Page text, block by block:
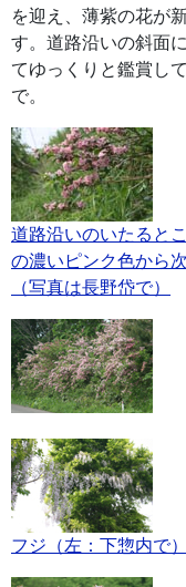
を迎え、薄紫の花が
す。道路沿いの斜面
てゆっくりと鑑賞し
で。
道路沿いのいたると
の濃いピンク色から
（写真は長野岱で）
フジ（左：下惣内で）